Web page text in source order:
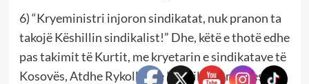
6) “Kryeministri injoron sindikatat, nuk pranon ta
takojë Këshillin sindikalist!” Dhe, këtë e thotë edhe
pas takimit të Kurtit, me kryetarin e sindikatave të
Kosovës, Atdhe Rykolli dhe Këshillin Drejtues